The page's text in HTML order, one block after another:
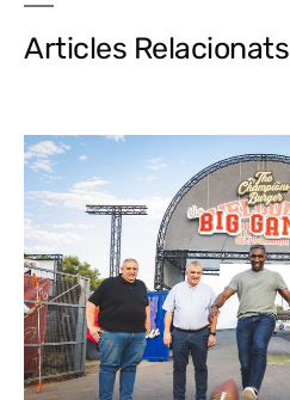
Articles Relacionats